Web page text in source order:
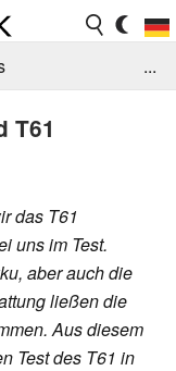
...
T61
das T61
uns im Test.
aber auch die
ließen die
Aus diesem
Test des T61 in